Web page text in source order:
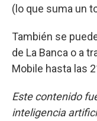
(lo que suma un
También se
de La Banca o a
Mobile hasta las
Este contenido
inteligencia